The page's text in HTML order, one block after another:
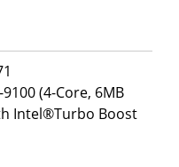
(4-Core, 6MB
Intel®Turbo Boost